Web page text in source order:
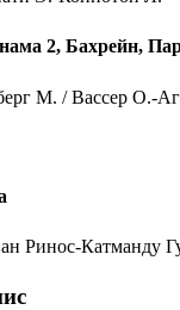
2, Бахрейн,
М. / Вассер О.-
Ринос-Катманду